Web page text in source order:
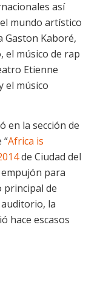
así
mundo artístico
Gaston Kaboré,
el músico de rap
Etienne
el músico
en la sección de
Africa is
de Ciudad del
para
principal de
la
hace escasos